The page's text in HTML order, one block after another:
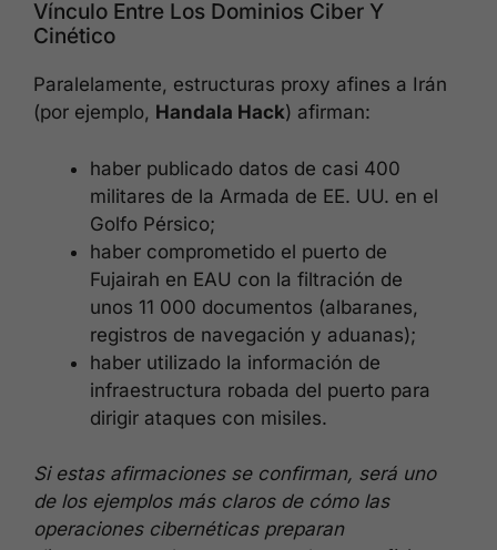
Vínculo Entre Los Dominios Ciber Y
Cinético
Paralelamente, estructuras proxy afines a Irán
(por ejemplo, Handala Hack) afirman:
haber publicado datos de casi 400
militares de la Armada de EE. UU. en el
Golfo Pérsico;
haber comprometido el puerto de
Fujairah en EAU con la filtración de
unos 11 000 documentos (albaranes,
registros de navegación y aduanas);
haber utilizado la información de
infraestructura robada del puerto para
dirigir ataques con misiles.
Si estas afirmaciones se confirman, será uno
de los ejemplos más claros de cómo las
operaciones cibernéticas preparan